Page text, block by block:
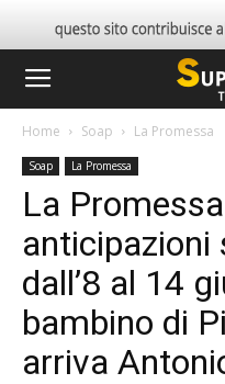
Home Soap La Promessa
Soap La Promessa
La
anticipazioni
dall’8 al 14
bambino di
arriva